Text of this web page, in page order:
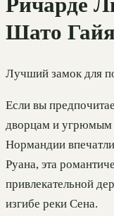
Ричарде
Шато
Лучший замок для
Если вы
дворцам и угрюмым
Нормандии
Руана, эта
привлекательной
изгибе реки Сена.